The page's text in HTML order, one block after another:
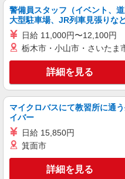
警備員スタッフ（イベント、道
大型駐車場、JR列車見張りなど
日給 11,000円〜12,100円
栃木市・小山市・さいたま
詳細を見る
マイクロバスにて教習所に通
イバー
日給 15,850円
箕面市
詳細を見る